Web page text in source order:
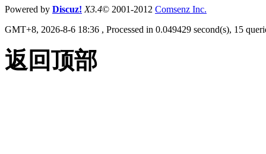
Powered by Discuz! X3.4© 2001-2012 Comsenz Inc.
GMT+8, 2026-8-6 18:36 , Processed in 0.049429 second(s), 15
返回顶部